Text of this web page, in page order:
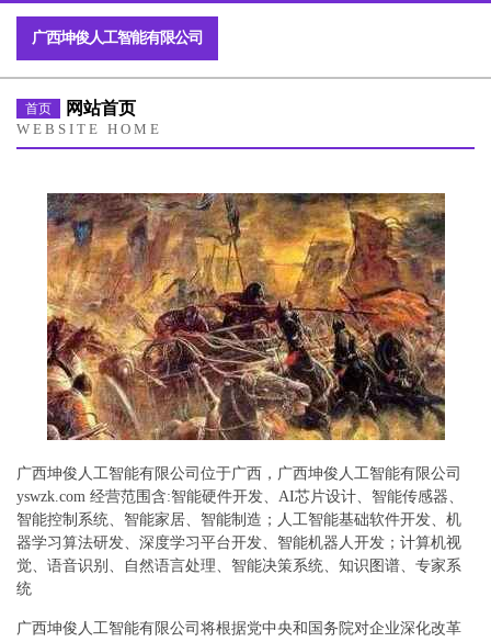
广西坤俊人工智能有限公司
首页 网站首页
WEBSITE HOME
广西坤俊人工智能有限公司位于广西，广西坤俊人工智能有限公司
yswzk.com 经营范围含:智能硬件开发、AI芯片设计、智能传感器、
智能控制系统、智能家居、智能制造；人工智能基础软件开发、机
器学习算法研发、深度学习平台开发、智能机器人开发；计算机视
觉、语音识别、自然语言处理、智能决策系统、知识图谱、专家系
统
广西坤俊人工智能有限公司将根据党中央和国务院对企业深化改革